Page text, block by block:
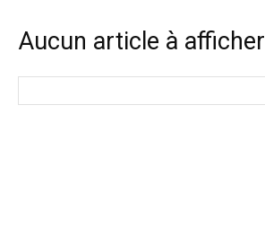
Aucun article à afficher